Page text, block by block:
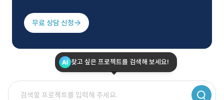
무료 상담 신청
찾고 싶은 프로젝트를 검색해 보세요!